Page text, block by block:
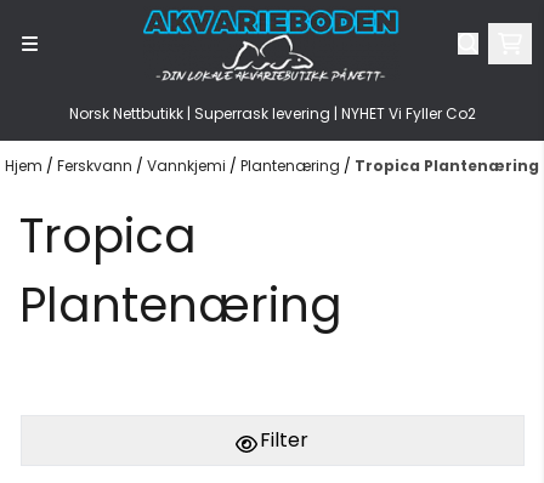
Hopp til innhold
Norsk Nettbutikk | Superrask levering | NYHET Vi Fyller Co2
Hjem / Ferskvann / Vannkjemi / Plantenæring / Tropica Plantenæring
Tropica
Plantenæring
Filter